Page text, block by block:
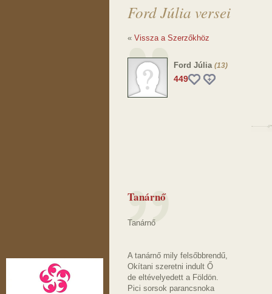
Ford Júlia versei
« Vissza a Szerzőkhöz
Ford Júlia (13)
449
Tanárnő
Tanárnő
A tanárnő mily felsőbbrendű,
Okítani szeretni indult Ő
de eltévelyedett a Földön.
Pici sorsok parancsnoka